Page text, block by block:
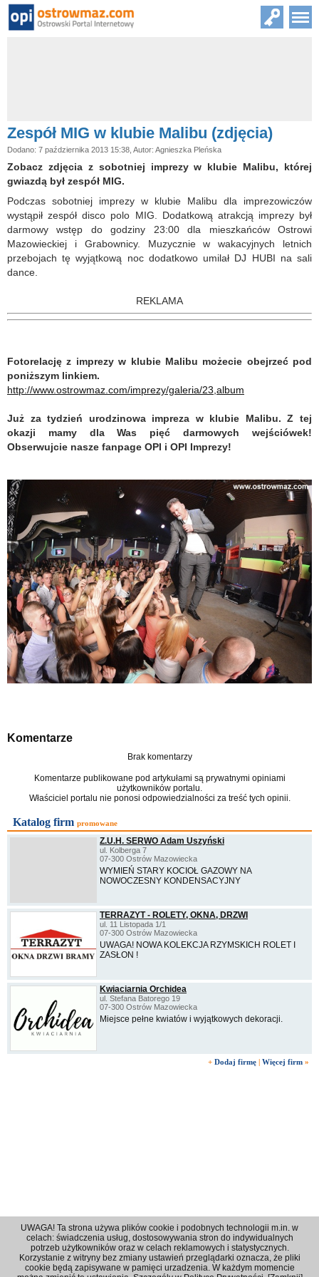
Zespół MIG w klubie Malibu (zdjęcia)
Dodano: 7 października 2013 15:38, Autor: Agnieszka Pleńska
Zobacz zdjęcia z sobotniej imprezy w klubie Malibu, której
gwiazdą był zespół MIG.
Podczas sobotniej imprezy w klubie Malibu dla imprezowiczów
wystąpił zespół disco polo MIG. Dodatkową atrakcją imprezy był
darmowy wstęp do godziny 23:00 dla mieszkańców Ostrowi
Mazowieckiej i Grabownicy. Muzycznie w wakacyjnych letnich
przebojach tę wyjątkową noc dodatkowo umilał DJ HUBI na sali
dance.
REKLAMA
Fotorelację z imprezy w klubie Malibu możecie obejrzeć pod
poniższym linkiem.
http://www.ostrowmaz.com/imprezy/galeria/23,album
Już za tydzień urodzinowa impreza w klubie Malibu. Z tej
okazji mamy dla Was pięć darmowych wejściówek!
Obserwujcie nasze fanpage OPI i OPI Imprezy!
Komentarze
Brak komentarzy
Komentarze publikowane pod artykułami są prywatnymi opiniami
użytkowników portalu.
Właściciel portalu nie ponosi odpowiedzialności za treść tych opinii.
Katalog firm promowane
Z.U.H. SERWO Adam Uszyński
ul. Kolberga 7
07-300 Ostrów Mazowiecka
WYMIEŃ STARY KOCIOŁ GAZOWY NA
NOWOCZESNY KONDENSACYJNY
TERRAZYT - ROLETY, OKNA, DRZWI
ul. 11 Listopada 1/1
07-300 Ostrów Mazowiecka
UWAGA! NOWA KOLEKCJA RZYMSKICH ROLET I
ZASŁON !
Kwiaciarnia Orchidea
ul. Stefana Batorego 19
07-300 Ostrów Mazowiecka
Miejsce pełne kwiatów i wyjątkowych dekoracji.
+ Dodaj firmę | Więcej firm »
Regulamin|Polityka prywatności|Reklama|Kontakt
UWAGA! Ta strona używa plików cookie i podobnych technologii m.in. w
celach: świadczenia usług, dostosowywania stron do indywidualnych
potrzeb użytkowników oraz w celach reklamowych i statystycznych.
Korzystanie z witryny bez zmiany ustawień przeglądarki oznacza, że pliki
cookie będą zapisywane w pamięci urzadzenia. W każdym momencie